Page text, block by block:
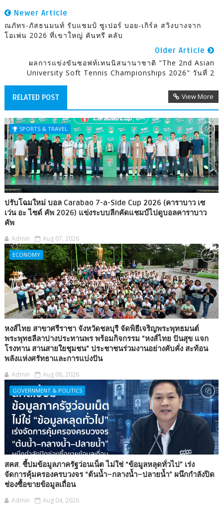
Newer Article
ณภัทร-ภัสธนมนท์ รับแชมป์ ซูเปอร์ บอย-เกิร์ล สวิงบางจาก
โอเพ่น 2026 ที่เขาใหญ่ คันทรี คลับ
Older Article
ผลการแข่งขันซอฟท์เทนนิสนานาชาติ "The 2nd Asian
University Soft Tennis Championships 2026" วันที่ 2
RELATED POST View More
SPORTS & TRAVEL
ปรับโฉมใหม่ บอล Carabao 7-a-Side Cup 2026 (คาราบาว เซ
เว่น อะ ไซด์ คัพ 2026) แข่งระบบลีกคัดแชมป์ไปดูบอลคาราบาว
คัพ
Admin Aug 07, 2026
ECONOMY
หงส์ไทย สาขาศรีราชา จังหวัดชลบุรี จัดพิธีเจริญพระพุทธมนต์
พระพุทธลีลาปางประทานพร พร้อมกิจกรรม "หงส์ไทย ปันสุข แจก
โรงทาน สานสายใยชุมชน" ประชาชนร่วมงานอย่างคับคั่ง สะท้อน
พลังแห่งศรัทธาและการแบ่งปัน
Admin Aug 06, 2026
GOVERNMENT & POLITICS
สคส. ชี้ปมข้อมูลภาครัฐว่อนเน็ต ไม่ใช่ “ข้อมูลหลุดทั่วไป” เร่ง
จัดการคุ้มครองครบวงจร “ต้นน้ำ–กลางน้ำ–ปลายน้ำ” ผนึกกำลังปิด
ช่องซื้อขายข้อมูลเถื่อน
Admin Aug 04, 2026